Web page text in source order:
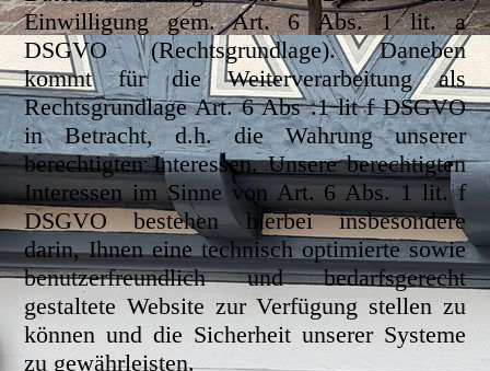
Einwilligung gem. Art. 6 Abs. 1 lit. a
DSGVO (Rechtsgrundlage). Daneben
kommt für die Weiterverarbeitung als
Rechtsgrundlage Art. 6 Abs .1 lit f DSGVO
in Betracht, d.h. die Wahrung unserer
berechtigten Interessen. Unsere berechtigten
Interessen im Sinne von Art. 6 Abs. 1 lit. f
DSGVO bestehen hierbei insbesondere
darin, Ihnen eine technisch optimierte sowie
benutzerfreundlich und bedarfsgerecht
gestaltete Website zur Verfügung stellen zu
können und die Sicherheit unserer Systeme
zu gewährleisten.